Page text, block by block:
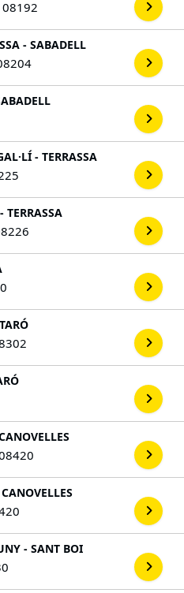
08192
- SABADELL
- TERRASSA
TERRASSA
- SANT BOI